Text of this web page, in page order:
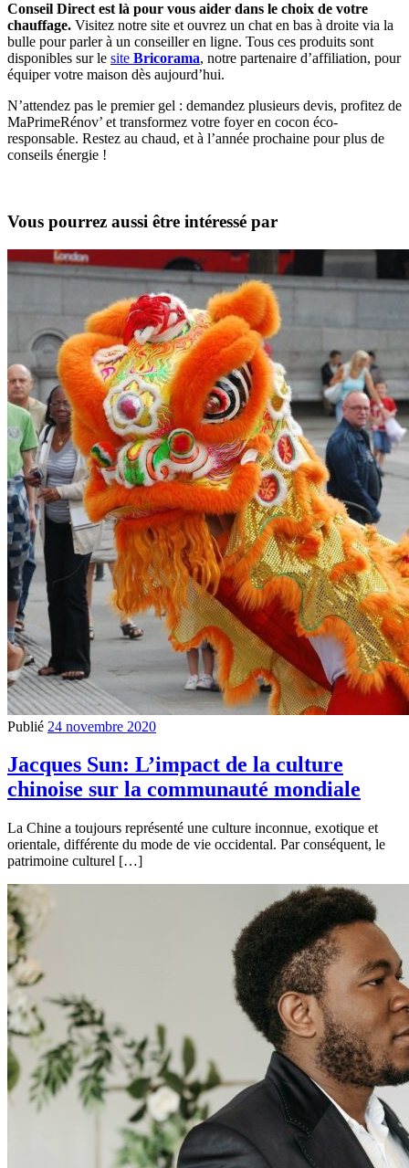
Conseil Direct est là pour vous aider dans le choix de votre
chauffage. Visitez notre site et ouvrez un chat en bas à droite via la
bulle pour parler à un conseiller en ligne. Tous ces produits sont
disponibles sur le site Bricorama, notre partenaire d’affiliation, pour
équiper votre maison dès aujourd’hui.
N’attendez pas le premier gel : demandez plusieurs devis, profitez de
MaPrimeRénov’ et transformez votre foyer en cocon éco-
responsable. Restez au chaud, et à l’année prochaine pour plus de
conseils énergie !
Vous pourrez aussi être intéressé par
Publié 24 novembre 2020
Jacques Sun: L’impact de la culture
chinoise sur la communauté mondiale
La Chine a toujours représenté une culture inconnue, exotique et
orientale, différente du mode de vie occidental. Par conséquent, le
patrimoine culturel […]